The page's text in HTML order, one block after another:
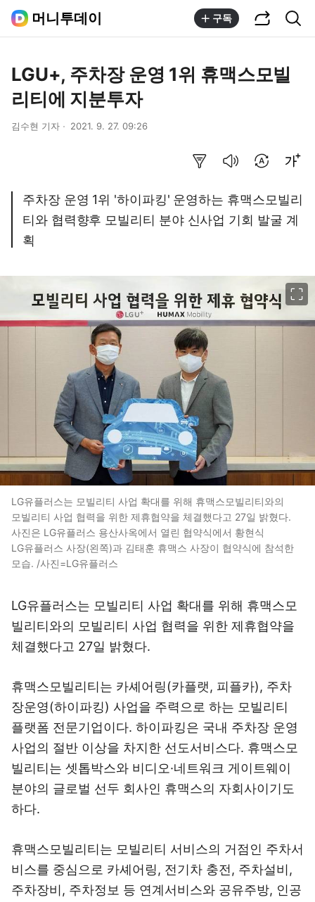
머니투데이 구독
LGU+, 주차장 운영 1위 휴맥스모빌
리티에 지분투자
김수현 기자 2021. 9. 27. 09:26
주차장 운영 1위 '하이파킹' 운영하는 휴맥스모빌리
티와 협력향후 모빌리티 분야 신사업 기회 발굴 계
획
LG유플러스는 모빌리티 사업 확대를 위해 휴맥스모빌리티와의
모빌리티 사업 협력을 위한 제휴협약을 체결했다고 27일 밝혔다.
사진은 LG유플러스 용산사옥에서 열린 협약식에서 황현식
LG유플러스 사장(왼쪽)과 김태훈 휴맥스 사장이 협약식에 참석한
모습. /사진=LG유플러스
LG유플러스는 모빌리티 사업 확대를 위해 휴맥스모
빌리티와의 모빌리티 사업 협력을 위한 제휴협약을
체결했다고 27일 밝혔다.
휴맥스모빌리티는 카셰어링(카플랫, 피플카), 주차
장운영(하이파킹) 사업을 주력으로 하는 모빌리티
플랫폼 전문기업이다. 하이파킹은 국내 주차장 운영
사업의 절반 이상을 차지한 선도서비스다. 휴맥스모
빌리티는 셋톱박스와 비디오·네트워크 게이트웨이
분야의 글로벌 선두 회사인 휴맥스의 자회사이기도
하다.
휴맥스모빌리티는 모빌리티 서비스의 거점인 주차서
비스를 중심으로 카셰어링, 전기차 충전, 주차설비,
주차장비, 주차정보 등 연계서비스와 공유주방, 인공